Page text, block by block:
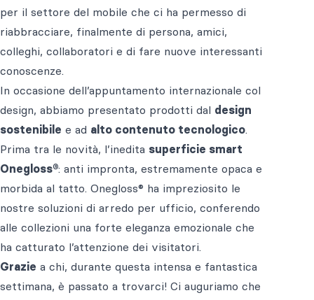
per il settore del mobile che ci ha permesso di
riabbracciare, finalmente di persona, amici,
colleghi, collaboratori e di fare nuove interessanti
conoscenze.
In occasione dell’appuntamento internazionale col
design, abbiamo presentato prodotti dal design
sostenibile e ad alto contenuto tecnologico.
Prima tra le novità, l’inedita superficie smart
Onegloss®: anti impronta, estremamente opaca e
morbida al tatto. Onegloss® ha impreziosito le
nostre soluzioni di arredo per ufficio, conferendo
alle collezioni una forte eleganza emozionale che
ha catturato l’attenzione dei visitatori.
Grazie a chi, durante questa intensa e fantastica
settimana, è passato a trovarci! Ci auguriamo che